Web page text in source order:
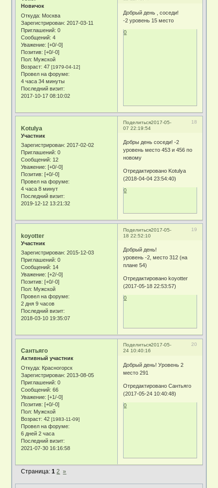
Новичок
Откуда: Москва
Зарегистрирован: 2017-03-11
Приглашений: 0
Сообщений: 4
Уважение: [+0/-0]
Позитив: [+0/-0]
Пол: Мужской
Возраст: 47[1979-04-12]
Провел на форуме:
4 часа 34 минуты
Последний визит:
2017-10-17 08:10:02
Добрый день , соседи!
-2 уровень 15 место
0
Поделиться 18
2017-05-
07 22:19:54
Kotulya
Участник
Зарегистрирован: 2017-02-02
Приглашений: 0
Сообщений: 12
Уважение: [+0/-0]
Позитив: [+0/-0]
Провел на форуме:
4 часа 8 минут
Последний визит:
2019-12-12 13:21:32
Добры день соседи! -2
уровень место 453 и 456 по
новому
Отредактировано Kotulya
(2018-04-04 23:54:40)
0
Поделиться 19
2017-05-
18 22:52:10
koyotter
Участник
Зарегистрирован: 2015-12-03
Приглашений: 0
Сообщений: 14
Уважение: [+2/-0]
Позитив: [+0/-0]
Пол: Мужской
Провел на форуме:
2 дня 9 часов
Последний визит:
2018-03-10 19:35:07
Добрый день!
уровень -2, место 312 (на
плане 54)
Отредактировано koyotter
(2017-05-18 22:53:57)
0
Поделиться 20
2017-05-
24 10:40:16
Сантьяго
Активный участник
Откуда: Красногорск
Зарегистрирован: 2013-08-05
Приглашений: 0
Сообщений: 66
Уважение: [+1/-0]
Позитив: [+0/-0]
Пол: Мужской
Возраст: 42[1983-11-09]
Провел на форуме:
6 дней 2 часа
Последний визит:
2021-07-30 16:16:58
Добрый день! Уровень 2
место 291
Отредактировано Сантьяго
(2017-05-24 10:40:48)
0
Страница:1 2 »